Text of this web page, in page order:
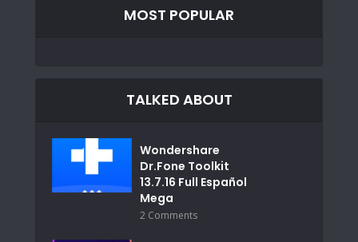
MOST POPULAR
TALKED ABOUT
Wondershare
Dr.Fone Toolkit
13.7.16 Full Español
Mega
2 Comments